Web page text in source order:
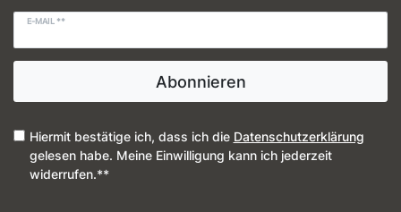
E-MAIL **
Abonnieren
Hiermit bestätige ich, dass ich die Daten­schutz­erklärung
gelesen habe. Meine Einwilligung kann ich jederzeit
widerrufen.**